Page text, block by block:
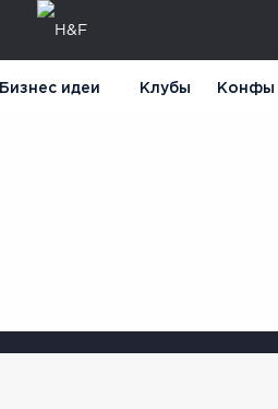
Бизнес идеи Клубы Конфы